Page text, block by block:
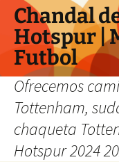
Chandal
Hotspur |
Futbol
Ofrecemos
Tottenham,
chaqueta
Hotspur 2024